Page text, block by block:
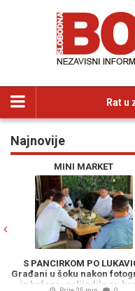
Rat u
Najnovije
MINI MARKET
S PANCIRKOM PO
Građani u šoku nakon
iz kafane, uslijedile su